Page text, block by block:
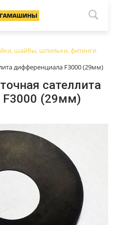
шайбы, шпильки, фитинги
дифференциала F3000 (29мм)
сателлита
(29мм)